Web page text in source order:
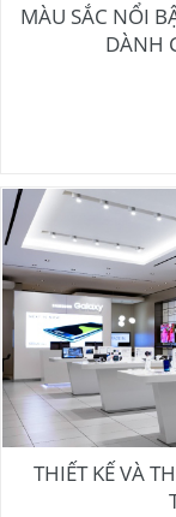
MÀU SẮC NỔI
DÀNH
THIẾT KẾ VÀ